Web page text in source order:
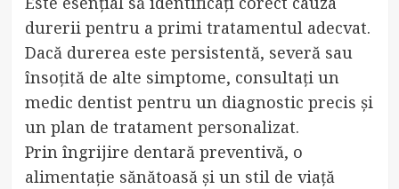
durerii pentru a primi tratamentul adecvat.
Dacă durerea este persistentă, severă sau
însoțită de alte simptome, consultați un
medic dentist pentru un diagnostic precis și
un plan de tratament personalizat.
Prin îngrijire dentară preventivă, o
alimentație sănătoasă și un stil de viață